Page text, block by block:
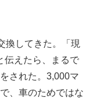
換してきた。「現
伝えたら、まるで
された。3,000マ
、車のためではな